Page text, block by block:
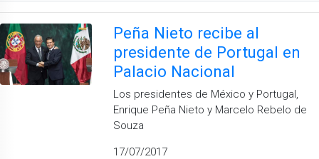
Peña Nieto recibe al
presidente de Portugal en
Palacio Nacional
Los presidentes de México y Portugal,
Enrique Peña Nieto y Marcelo Rebelo de
Souza
17/07/2017